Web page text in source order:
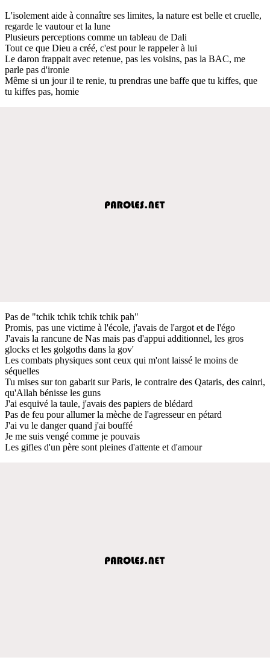
L'isolement aide à connaître ses limites, la nature est belle et cruelle,
regarde le vautour et la lune
Plusieurs perceptions comme un tableau de Dali
Tout ce que Dieu a créé, c'est pour le rappeler à lui
Le daron frappait avec retenue, pas les voisins, pas la BAC, me
parle pas d'ironie
Même si un jour il te renie, tu prendras une baffe que tu kiffes, que
tu kiffes pas, homie
Pas de "tchik tchik tchik tchik pah"
Promis, pas une victime à l'école, j'avais de l'argot et de l'égo
J'avais la rancune de Nas mais pas d'appui additionnel, les gros
glocks et les golgoths dans la gov'
Les combats physiques sont ceux qui m'ont laissé le moins de
séquelles
Tu mises sur ton gabarit sur Paris, le contraire des Qataris, des cainri,
qu'Allah bénisse les guns
J'ai esquivé la taule, j'avais des papiers de blédard
Pas de feu pour allumer la mèche de l'agresseur en pétard
J'ai vu le danger quand j'ai bouffé
Je me suis vengé comme je pouvais
Les gifles d'un père sont pleines d'attente et d'amour